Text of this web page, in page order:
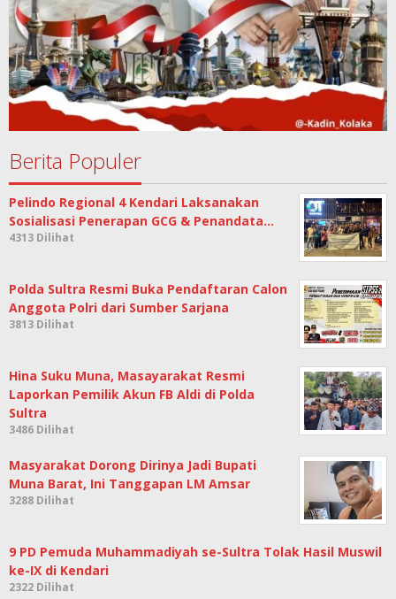
Berita Populer
Pelindo Regional 4 Kendari Laksanakan
Sosialisasi Penerapan GCG & Penandata…
4313 Dilihat
Polda Sultra Resmi Buka Pendaftaran Calon
Anggota Polri dari Sumber Sarjana
3813 Dilihat
Hina Suku Muna, Masayarakat Resmi
Laporkan Pemilik Akun FB Aldi di Polda
Sultra
3486 Dilihat
Masyarakat Dorong Dirinya Jadi Bupati
Muna Barat, Ini Tanggapan LM Amsar
3288 Dilihat
9 PD Pemuda Muhammadiyah se-Sultra Tolak Hasil Muswil
ke-IX di Kendari
2322 Dilihat